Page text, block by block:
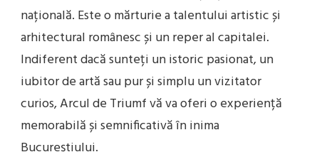
națională. Este o mărturie a talentului artistic și
arhitectural românesc și un reper al capitalei.
Indiferent dacă sunteți un istoric pasionat, un
iubitor de artă sau pur și simplu un vizitator
curios, Arcul de Triumf vă va oferi o experiență
memorabilă și semnificativă în inima